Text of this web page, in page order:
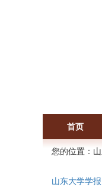
首页
您的位置：
山东大学学